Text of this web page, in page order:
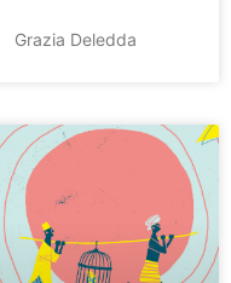
Grazia Deledda